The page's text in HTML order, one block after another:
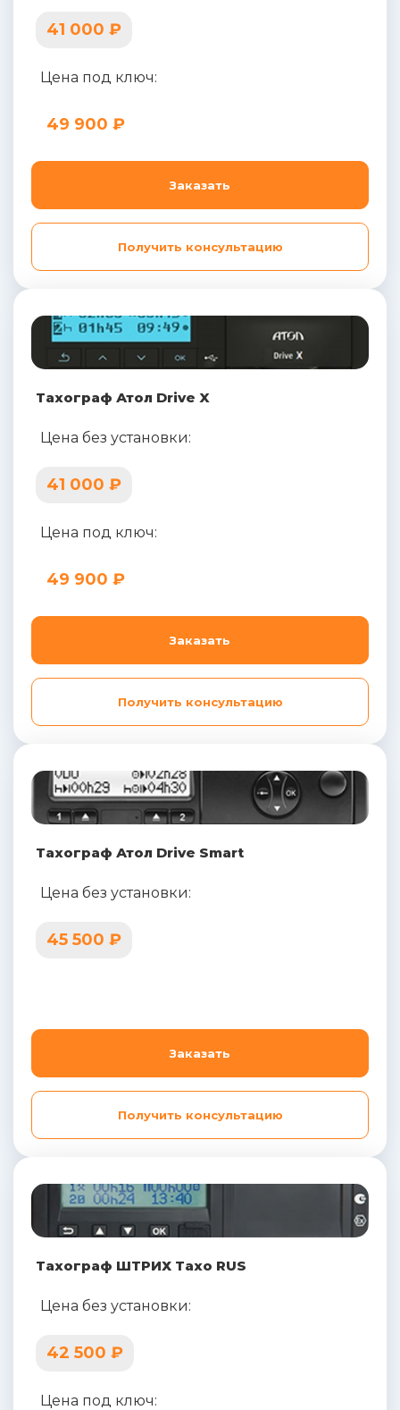
41 000 ₽
Цена под ключ:
49 900 ₽
Заказать
Получить консультацию
Тахограф Атол Drive X
Цена без установки:
41 000 ₽
Цена под ключ:
49 900 ₽
Заказать
Получить консультацию
Тахограф Атол Drive Smart
Цена без установки:
45 500 ₽
Заказать
Получить консультацию
Тахограф ШТРИХ Тахо RUS
Цена без установки:
42 500 ₽
Цена под ключ: